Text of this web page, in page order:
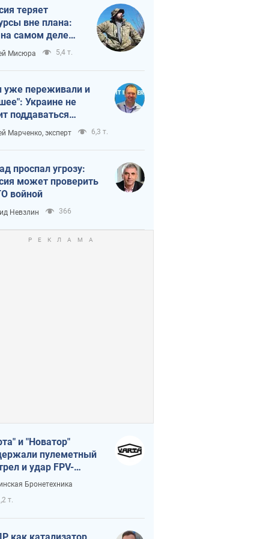
теряет
вне плана:
на самом деле
темп войны
Мисюра 5,4 т.
переживали и
Украине не
поддаваться
из-за
террора
Марченко, эксперт 6,3 т.
проспал угрозу:
может проверить
войной
Невзлин 366
и "Новатор"
пулеметный
и удар FPV-
сохранив жизнь
Бронетехника
т.